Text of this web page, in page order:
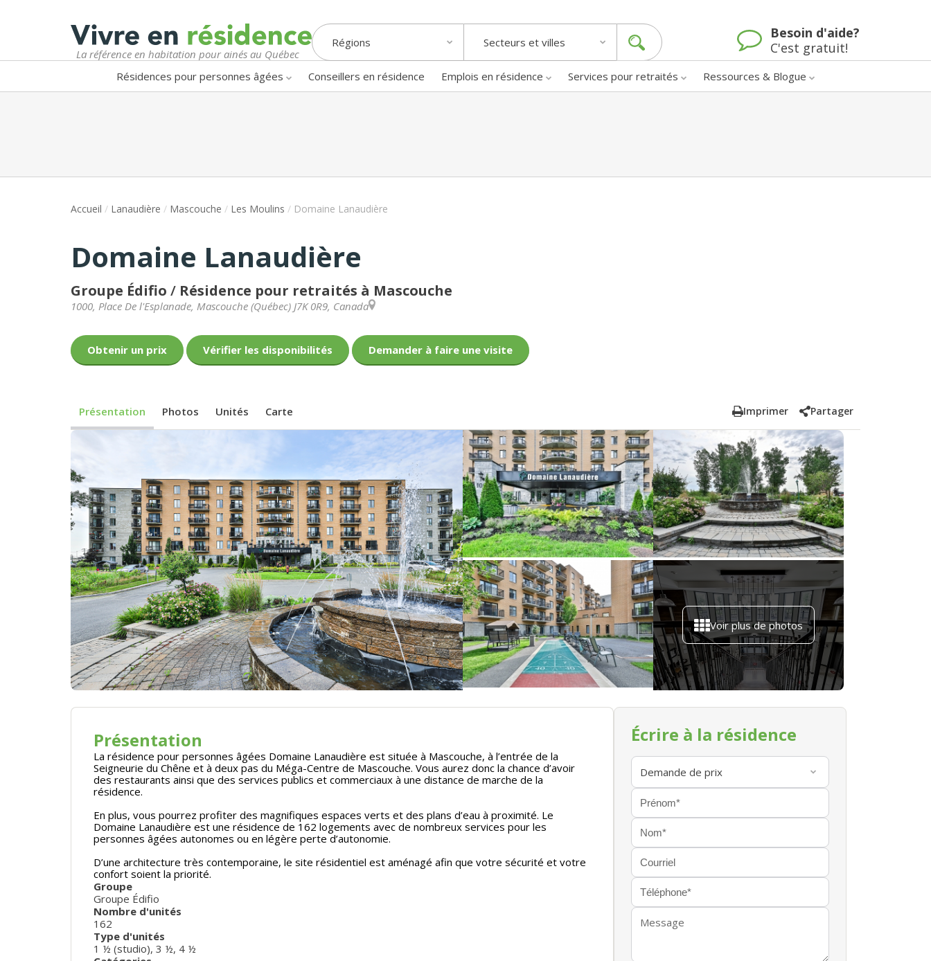
La référence en habitation pour ainés au Québec
Régions Secteurs et villes
Besoin d'aide?
C'est gratuit!
Résidences pour personnes âgées Conseillers en résidence Emplois en résidence Services pour retraités Ressources & Blogue
Accueil / Lanaudière / Mascouche / Les Moulins / Domaine Lanaudière
Domaine Lanaudière
Groupe Édifio / Résidence pour retraités à Mascouche
1000, Place De l'Esplanade, Mascouche (Québec) J7K 0R9, Canada
Obtenir un prix Vérifier les disponibilités Demander à faire une visite
Présentation Photos Unités Carte Imprimer Partager
Voir plus de photos
Présentation
La résidence pour personnes âgées Domaine Lanaudière est située à Mascouche, à l’entrée de la
Seigneurie du Chêne et à deux pas du Méga-Centre de Mascouche. Vous aurez donc la chance d’avoir
des restaurants ainsi que des services publics et commerciaux à une distance de marche de la
résidence.
En plus, vous pourrez profiter des magnifiques espaces verts et des plans d’eau à proximité. Le
Domaine Lanaudière est une résidence de 162 logements avec de nombreux services pour les
personnes âgées autonomes ou en légère perte d’autonomie.
D’une architecture très contemporaine, le site résidentiel est aménagé afin que votre sécurité et votre
confort soient la priorité.
Groupe
Groupe Édifio
Nombre d'unités
162
Type d'unités
1 ½ (studio), 3 ½, 4 ½
Écrire à la résidence